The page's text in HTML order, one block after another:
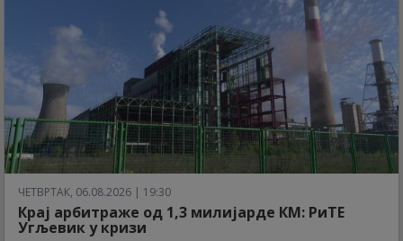
ЧЕТВРТАК, 06.08.2026 | 19:30
Крај арбитраже од 1,3 милијарде КМ: РиТЕ
Угљевик у кризи